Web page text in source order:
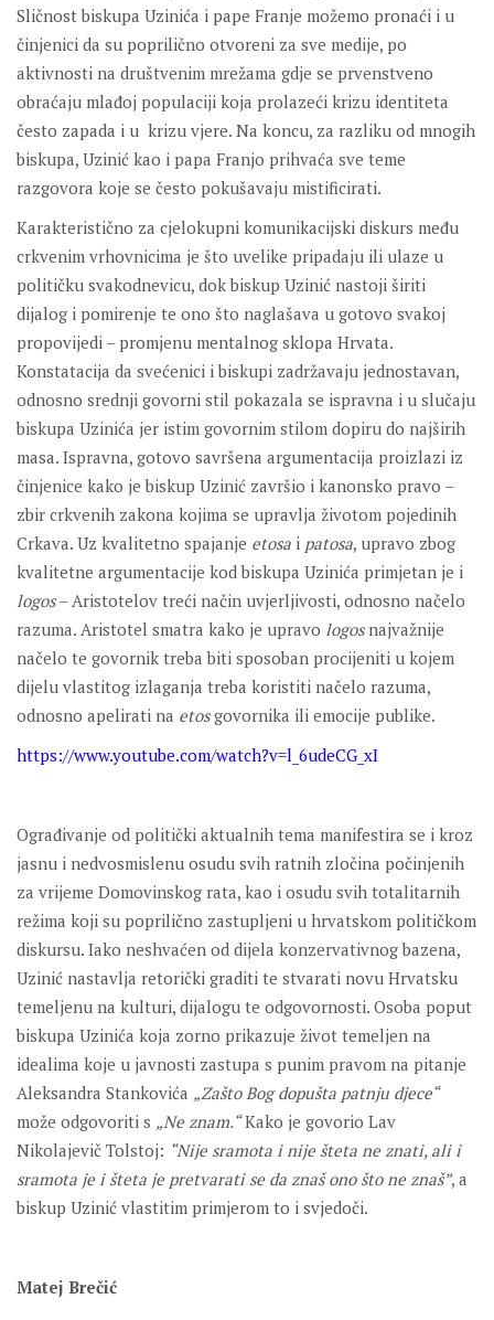
Sličnost biskupa Uzinića i pape Franje možemo pronaći i u
činjenici da su poprilično otvoreni za sve medije, po
aktivnosti na društvenim mrežama gdje se prvenstveno
obraćaju mlađoj populaciji koja prolazeći krizu identiteta
često zapada i u krizu vjere. Na koncu, za razliku od mnogih
biskupa, Uzinić kao i papa Franjo prihvaća sve teme
razgovora koje se često pokušavaju mistificirati.
Karakteristično za cjelokupni komunikacijski diskurs među
crkvenim vrhovnicima je što uvelike pripadaju ili ulaze u
političku svakodnevicu, dok biskup Uzinić nastoji širiti
dijalog i pomirenje te ono što naglašava u gotovo svakoj
propovijedi – promjenu mentalnog sklopa Hrvata.
Konstatacija da svećenici i biskupi zadržavaju jednostavan,
odnosno srednji govorni stil pokazala se ispravna i u slučaju
biskupa Uzinića jer istim govornim stilom dopiru do najširih
masa. Ispravna, gotovo savršena argumentacija proizlazi iz
činjenice kako je biskup Uzinić završio i kanonsko pravo –
zbir crkvenih zakona kojima se upravlja životom pojedinih
Crkava. Uz kvalitetno spajanje etosa i patosa, upravo zbog
kvalitetne argumentacije kod biskupa Uzinića primjetan je i
logos– Aristotelov treći način uvjerljivosti, odnosno načelo
razuma. Aristotel smatra kako je upravo logos najvažnije
načelo te govornik treba biti sposoban procijeniti u kojem
dijelu vlastitog izlaganja treba koristiti načelo razuma,
odnosno apelirati na etosgovornika ili emocije publike.
https://www.youtube.com/watch?v=l_6udeCG_xI
Ograđivanje od politički aktualnih tema manifestira se i kroz
jasnu i nedvosmislenu osudu svih ratnih zločina počinjenih
za vrijeme Domovinskog rata, kao i osudu svih totalitarnih
režima koji su poprilično zastupljeni u hrvatskom političkom
diskursu. Iako neshvaćen od dijela konzervativnog bazena,
Uzinić nastavlja retorički graditi te stvarati novu Hrvatsku
temeljenu na kulturi, dijalogu te odgovornosti. Osoba poput
biskupa Uzinića koja zorno prikazuje život temeljen na
idealima koje u javnosti zastupa s punim pravom na pitanje
Aleksandra Stankovića „Zašto Bog dopušta patnju djece“
može odgovoriti s „Ne znam.“Kako je govorio Lav
Nikolajevič Tolstoj: “Nije sramota i nije šteta ne znati, ali i
sramota je i šteta je pretvarati se da znaš ono što ne znaš”, a
biskup Uzinić vlastitim primjerom to i svjedoči.
Matej Brečić